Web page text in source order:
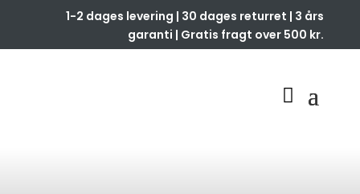
1-2 dages levering | 30 dages returret | 3 års
garanti | Gratis fragt over 500 kr.